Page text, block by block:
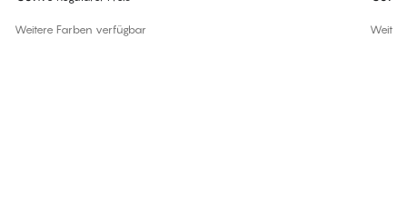
Weitere Farben verfügbar